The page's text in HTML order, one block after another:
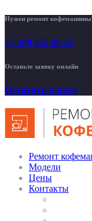
Нужен ремонт
+7 499 455-00-42
Оставьте заявку онлайн
Оставить заявку
Ремонт
Модели
Цены
Контакты